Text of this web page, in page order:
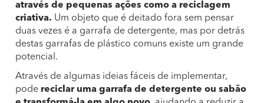
através de pequenas ações como a reciclagem
criativa. Um objeto que é deitado fora sem pensar
duas vezes é a garrafa de detergente, mas por detrás
destas garrafas de plástico comuns existe um grande
potencial.
Através de algumas ideias fáceis de implementar,
pode reciclar uma garrafa de detergente ou sabão